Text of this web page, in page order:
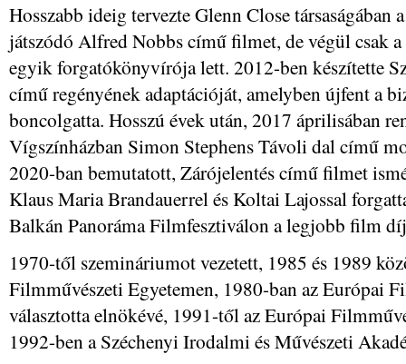
Hosszabb ideig tervezte Glenn Close társaságában
játszódó Alfred Nobbs című filmet, de végül csak
egyik forgatókönyvírója lett. 2012-ben készítette
című regényének adaptációját, amelyben újfent a
boncolgatta. Hosszú évek után, 2017 áprilisában
Vígszínházban Simon Stephens Távoli dal című
2020-ban bemutatott, Zárójelentés című filmet
Klaus Maria Brandauerrel és Koltai Lajossal
Balkán Panoráma Filmfesztiválon a legjobb film
1970-től szemináriumot vezetett, 1985 és 1989
Filmművészeti Egyetemen, 1980-ban az Európai
választotta elnökévé, 1991-től az Európai
1992-ben a Széchenyi Irodalmi és Művészeti